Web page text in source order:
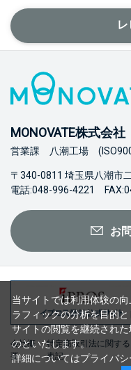
MONOVATE株式会社
営業課 八潮工場
〒340-0811 埼玉県八潮市
電話:048-996-4221
お
会社概
要
特定商取引法に関する
表記
当サイトでは利用体験の
ラフィックの分析を目的と
サイトの閲覧を継続され
のといたします。
詳細についてはプライバ